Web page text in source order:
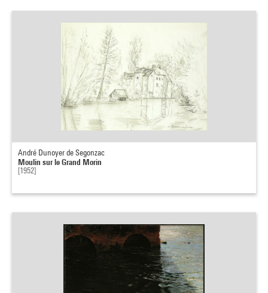
André Dunoyer de Segonzac
Moulin sur le Grand Morin
[1952]